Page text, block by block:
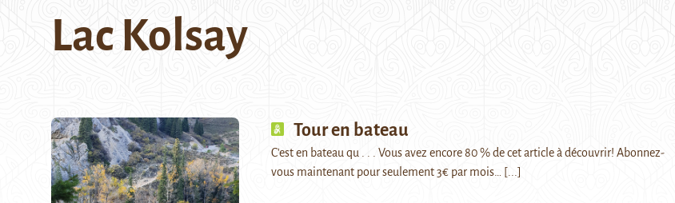
Lac Kolsay
Tour en bateau
C'est en bateau qu . . . Vous avez encore 80 % de cet article à découvrir! Abonnez-
vous maintenant pour seulement 3€ par mois…
[...]